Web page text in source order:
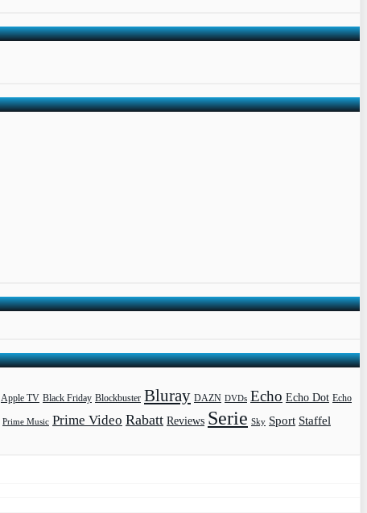
Apple TV Black Friday Blockbuster Bluray DAZN DVDs Echo Echo Dot Echo
Prime Music Prime Video Rabatt Reviews Serie Sky Sport Staffel